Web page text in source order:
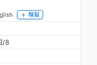
模擬
/8